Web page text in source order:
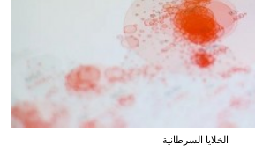
الخلايا السرطانية